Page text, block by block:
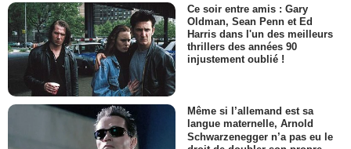
Ce soir entre amis : Gary
Oldman, Sean Penn et Ed
Harris dans l'un des meilleurs
thrillers des années 90
injustement oublié !
Même si l’allemand est sa
langue maternelle, Arnold
Schwarzenegger n’a pas eu le